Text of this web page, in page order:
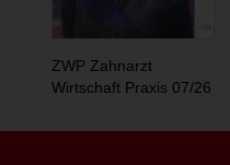
ZWP Zahnarzt
Wirtschaft Praxis 07/26